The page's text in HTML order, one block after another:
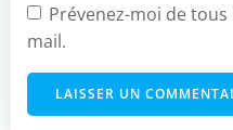
Prévenez-moi de
mail.